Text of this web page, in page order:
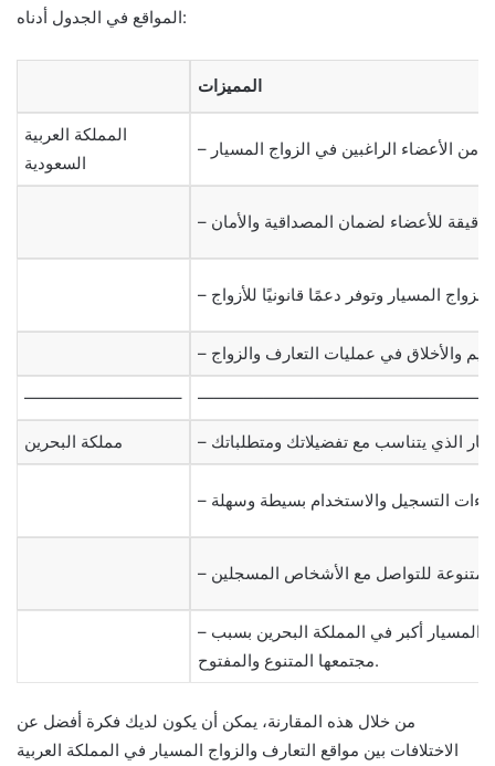
المواقع في الجدول أدناه:
المميزات
المملكة العربية
السعودية
—————————–
مملكة البحرين
– قد تكون فرص التعارف والزواج المسيار أكبر في المملكة البحرين بسبب
مجتمعها المتنوع والمفتوح.
من خلال هذه المقارنة، يمكن أن يكون لديك فكرة أفضل عن
الاختلافات بين مواقع التعارف والزواج المسيار في المملكة العربية